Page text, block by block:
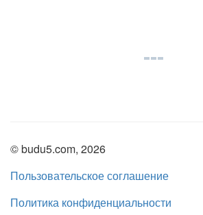
© budu5.com, 2026
Пользовательское соглашение
Политика конфиденциальности